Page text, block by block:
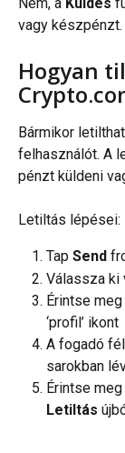
vagy készpénzt.
Hogyan
Bármikor
felhasználót. A
pénzt küldeni
Letiltás lépései:
Tap Send
Válassza ki
Érintse
‘profil’ ikont
A fogadó
sarokban
Érintse meg
Letiltás